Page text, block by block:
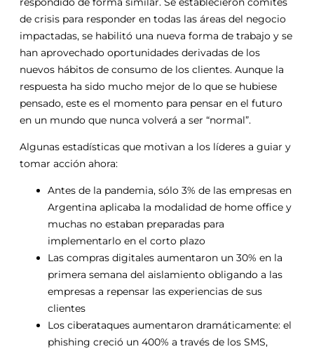
de crisis para responder en todas las áreas del negocio
impactadas, se habilitó una nueva forma de trabajo y se
han aprovechado oportunidades derivadas de los
nuevos hábitos de consumo de los clientes. Aunque la
respuesta ha sido mucho mejor de lo que se hubiese
pensado, este es el momento para pensar en el futuro
en un mundo que nunca volverá a ser “normal”.
Algunas estadísticas que motivan a los líderes a guiar y
tomar acción ahora:
Antes de la pandemia, sólo 3% de las empresas en
Argentina aplicaba la modalidad de home office y
muchas no estaban preparadas para
implementarlo en el corto plazo
Las compras digitales aumentaron un 30% en la
primera semana del aislamiento obligando a las
empresas a repensar las experiencias de sus
clientes
Los ciberataques aumentaron dramáticamente: el
phishing creció un 400% a través de los SMS,